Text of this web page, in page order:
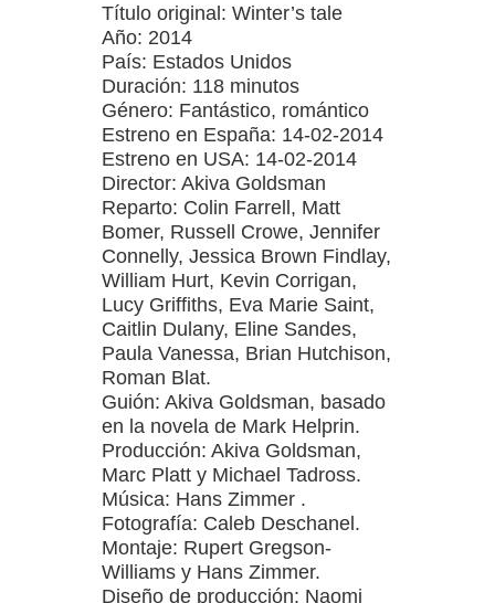
Título original: Winter’s tale
Año: 2014
País: Estados Unidos
Duración: 118 minutos
Género: Fantástico, romántico
Estreno en España: 14-02-2014
Estreno en USA: 14-02-2014
Director: Akiva Goldsman
Reparto: Colin Farrell, Matt
Bomer, Russell Crowe, Jennifer
Connelly, Jessica Brown Findlay,
William Hurt, Kevin Corrigan,
Lucy Griffiths, Eva Marie Saint,
Caitlin Dulany, Eline Sandes,
Paula Vanessa, Brian Hutchison,
Roman Blat.
Guión: Akiva Goldsman, basado
en la novela de Mark Helprin.
Producción: Akiva Goldsman,
Marc Platt y Michael Tadross.
Música: Hans Zimmer .
Fotografía: Caleb Deschanel.
Montaje: Rupert Gregson-
Williams y Hans Zimmer.
Diseño de producción: Naomi